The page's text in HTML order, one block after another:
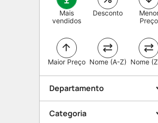
Mais
vendidos
Desconto
Maior Preço
Preço
Nome (A-Z) Nome
Departamento
Categoria